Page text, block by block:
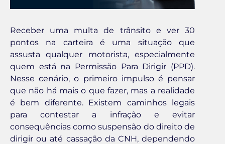
Receber uma multa de trânsito e ver 30
pontos na carteira é uma situação que
assusta qualquer motorista, especialmente
quem está na Permissão Para Dirigir (PPD).
Nesse cenário, o primeiro impulso é pensar
que não há mais o que fazer, mas a realidade
é bem diferente. Existem caminhos legais
para contestar a infração e evitar
consequências como suspensão do direito de
dirigir ou até cassação da CNH, dependendo